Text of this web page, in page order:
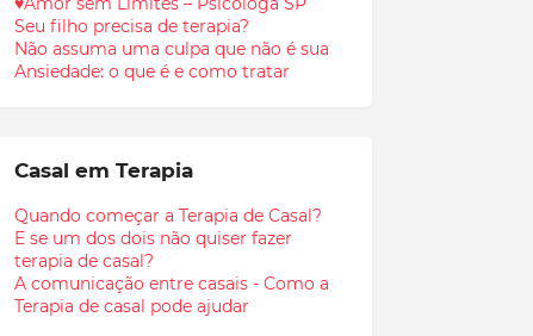
Seu filho precisa de terapia?
Não assuma uma culpa que não é sua
Ansiedade: o que é e como tratar
Casal em Terapia
Quando começar a Terapia de Casal?
E se um dos dois não quiser fazer
terapia de casal?
A comunicação entre casais - Como a
Terapia de casal pode ajudar